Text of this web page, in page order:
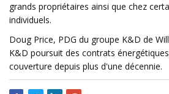
grands propriétaires ainsi que chez
individuels.
Doug Price, PDG du groupe K&D de
K&D poursuit des contrats
couverture depuis plus d'une décennie.